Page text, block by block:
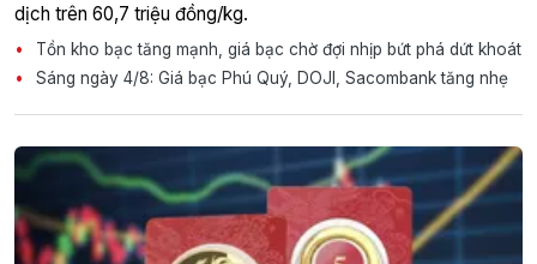
dịch trên 60,7 triệu đồng/kg.
Tồn kho bạc tăng mạnh, giá bạc chờ đợi nhịp bứt phá dứt khoát
Sáng ngày 4/8: Giá bạc Phú Quý, DOJI, Sacombank tăng nhẹ